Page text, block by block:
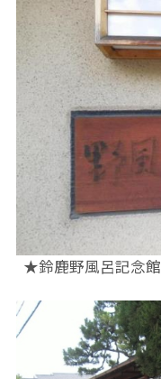
★鈴鹿野風呂記念館